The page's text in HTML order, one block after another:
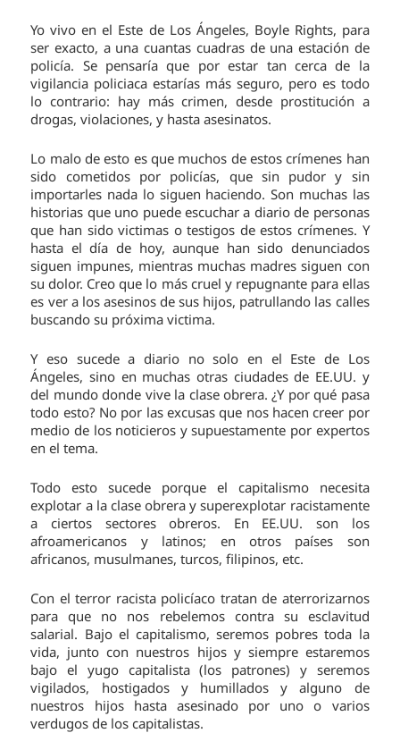
Yo vivo en el Este de Los Ángeles, Boyle Rights, para
ser exacto, a una cuantas cuadras de una estación de
policía. Se pensaría que por estar tan cerca de la
vigilancia policiaca estarías más seguro, pero es todo
lo contrario: hay más crimen, desde prostitución a
drogas, violaciones, y hasta asesinatos.
Lo malo de esto es que muchos de estos crímenes han
sido cometidos por policías, que sin pudor y sin
importarles nada lo siguen haciendo. Son muchas las
historias que uno puede escuchar a diario de personas
que han sido victimas o testigos de estos crímenes. Y
hasta el día de hoy, aunque han sido denunciados
siguen impunes, mientras muchas madres siguen con
su dolor. Creo que lo más cruel y repugnante para ellas
es ver a los asesinos de sus hijos, patrullando las calles
buscando su próxima victima.
Y eso sucede a diario no solo en el Este de Los
Ángeles, sino en muchas otras ciudades de EE.UU. y
del mundo donde vive la clase obrera. ¿Y por qué pasa
todo esto? No por las excusas que nos hacen creer por
medio de los noticieros y supuestamente por expertos
en el tema.
Todo esto sucede porque el capitalismo necesita
explotar a la clase obrera y superexplotar racistamente
a ciertos sectores obreros. En EE.UU. son los
afroamericanos y latinos; en otros países son
africanos, musulmanes, turcos, filipinos, etc.
Con el terror racista policíaco tratan de aterrorizarnos
para que no nos rebelemos contra su esclavitud
salarial. Bajo el capitalismo, seremos pobres toda la
vida, junto con nuestros hijos y siempre estaremos
bajo el yugo capitalista (los patrones) y seremos
vigilados, hostigados y humillados y alguno de
nuestros hijos hasta asesinado por uno o varios
verdugos de los capitalistas.